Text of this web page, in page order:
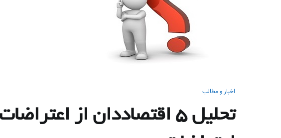
اخبار و مطالب
تحلیل 5 اقتصاددان از